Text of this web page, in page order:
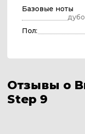
Базовые ноты
Пол:
Отзывы о
Step 9